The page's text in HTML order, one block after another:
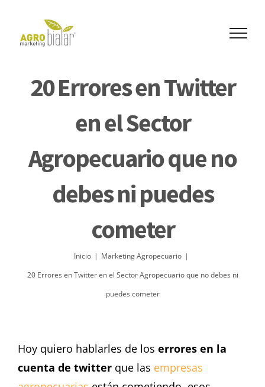
content
20 Errores en Twitter
en el Sector
Agropecuario que no
debes ni puedes
cometer
Inicio | Marketing Agropecuario |
20 Errores en Twitter en el Sector Agropecuario que no debes ni
puedes cometer
Hoy quiero hablarles de los errores en la
cuenta de twitter que las empresas